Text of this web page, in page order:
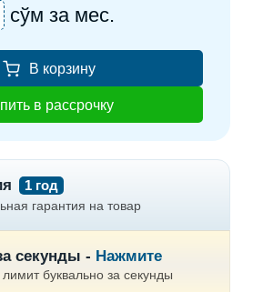
сўм за мес.
В корзину
в рассрочку
1 год
гарантия на товар
секунды - Нажмите
буквально за секунды